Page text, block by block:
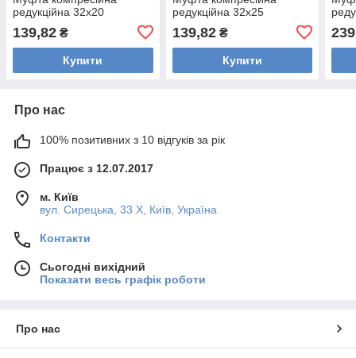
редукційна 32х20
139,82 ₴
Купити
редукційна 32х25
139,82₴
Купити
Про нас
100% позитивних з 10 відгуків за рік
Працює з 12.07.2017
м. Київ
вул. Сирецька, 33 Х, Київ, Україна
Контакти
Сьогодні вихідний
Показати весь графік роботи
Про нас